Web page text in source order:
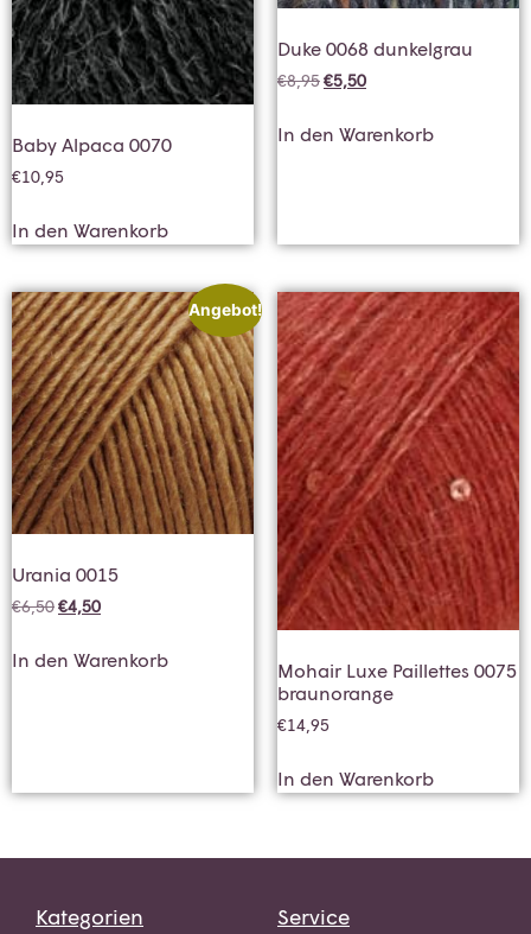
Baby Alpaca 0070
€10,95
In den Warenkorb
Duke 0068 dunkelgrau
€8,95€5,50
In den Warenkorb
Angebot!
Urania 0015
€6,50€4,50
In den Warenkorb
Mohair Luxe Paillettes 0075
braunorange
€14,95
In den Warenkorb
Kategorien Service